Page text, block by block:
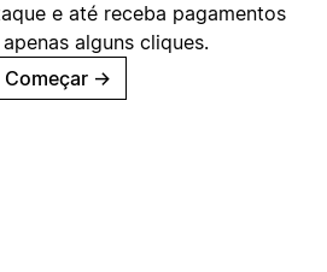
e até receba pagamentos
alguns cliques.
Começar →